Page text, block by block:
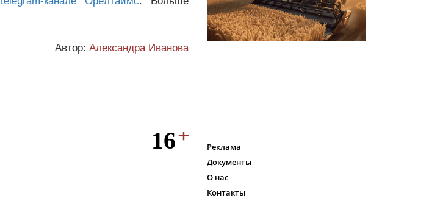
Автор: Александра Иванова
Реклама
Документы
О нас
Контакты